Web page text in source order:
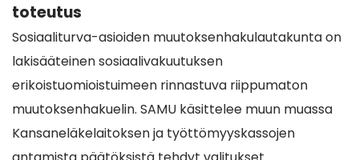
toteutus
Sosiaaliturva-asioiden muutoksenhakulautakunta on
lakisääteinen sosiaalivakuutuksen
erikoistuomioistuimeen rinnastuva riippumaton
muutoksenhakuelin. SAMU käsittelee muun muassa
Kansaneläkelaitoksen ja työttömyyskassojen